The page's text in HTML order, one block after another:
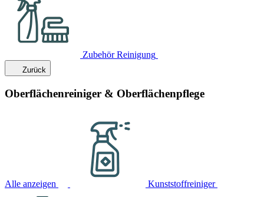
Zubehör Reinigung
Zurück
Oberflächenreiniger & Oberflächenpflege
Alle anzeigen Kunststoffreiniger